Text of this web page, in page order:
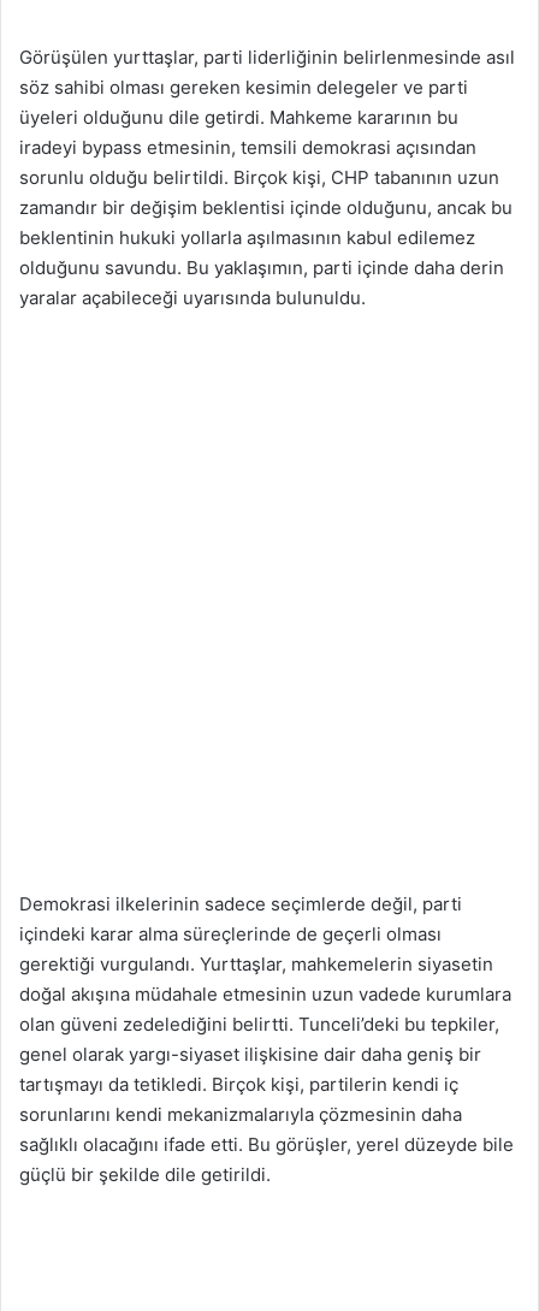
Görüşülen yurttaşlar, parti liderliğinin belirlenmesinde asıl
söz sahibi olması gereken kesimin delegeler ve parti
üyeleri olduğunu dile getirdi. Mahkeme kararının bu
iradeyi bypass etmesinin, temsili demokrasi açısından
sorunlu olduğu belirtildi. Birçok kişi, CHP tabanının uzun
zamandır bir değişim beklentisi içinde olduğunu, ancak bu
beklentinin hukuki yollarla aşılmasının kabul edilemez
olduğunu savundu. Bu yaklaşımın, parti içinde daha derin
yaralar açabileceği uyarısında bulunuldu.
Demokrasi ilkelerinin sadece seçimlerde değil, parti
içindeki karar alma süreçlerinde de geçerli olması
gerektiği vurgulandı. Yurttaşlar, mahkemelerin siyasetin
doğal akışına müdahale etmesinin uzun vadede kurumlara
olan güveni zedelediğini belirtti. Tunceli’deki bu tepkiler,
genel olarak yargı-siyaset ilişkisine dair daha geniş bir
tartışmayı da tetikledi. Birçok kişi, partilerin kendi iç
sorunlarını kendi mekanizmalarıyla çözmesinin daha
sağlıklı olacağını ifade etti. Bu görüşler, yerel düzeyde bile
güçlü bir şekilde dile getirildi.